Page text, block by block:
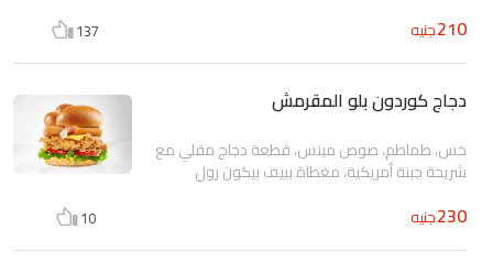
210جنيه 137
دجاج كوردون بلو المقرمش
خس، طماطم، صوص مينس، قطعة دجاج مقلي مع
شريحة جبنة أمريكية، مغطاة ببيف بيكون رول
230جنيه 10